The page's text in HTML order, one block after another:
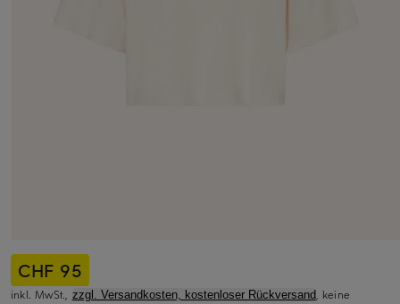
CHF 95
inkl. MwSt., zzgl. Versandkosten, kostenloser Rückversand, keine